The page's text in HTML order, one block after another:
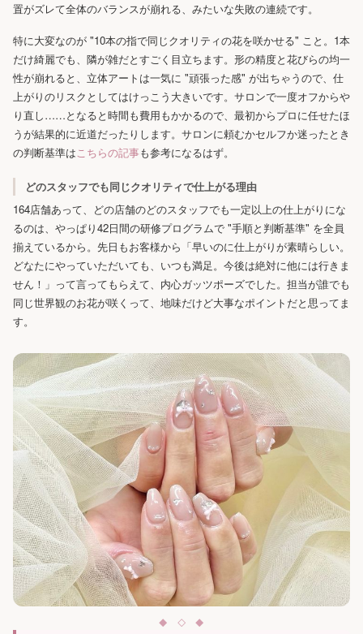
置がズレて全体のバランスが崩れる、みたいな失敗の連続です。
特に大変なのが "10本の指で同じクオリティの花を咲かせる" こと。1本
だけ綺麗でも、隣が雑だとすごく目立ちます。形の精度と花びらの均一
性が崩れると、立体アートは一気に "頑張った感" が出ちゃうので、仕
上がりのリスクとしてはけっこう大きいです。サロンで一度オフからや
り直し……となると時間も費用もかかるので、最初からプロに任せたほ
うが結果的に近道だったりします。サロンに頼むかセルフか迷ったとき
の判断基準は こちらの記事も参考になるはず。
どのスタッフでも同じクオリティで仕上がる理由
164店舗あって、どの店舗のどのスタッフでも一定以上の仕上がりにな
るのは、やっぱり42日間の研修プログラムで "手順と判断基準" を全員
揃えているから。先日もお客様から「早いのに仕上がりが素晴らしい。
どなたにやっていただいても、いつも満足。今後は絶対に他には行きま
せん！」って言ってもらえて、内心ガッツポーズでした。担当が誰でも
同じ世界観のお花が咲くって、地味だけど大事なポイントだと思ってま
す。